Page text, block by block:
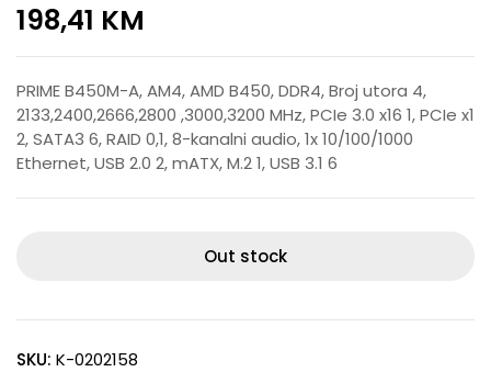
198,41 KM
PRIME B450M-A, AM4, AMD B450, DDR4, Broj utora 4,
2133,2400,2666,2800 ,3000,3200 MHz, PCIe 3.0 x16 1, PCIe x1
2, SATA3 6, RAID 0,1, 8-kanalni audio, 1x 10/100/1000
Ethernet, USB 2.0 2, mATX, M.2 1, USB 3.1 6
Out stock
SKU: K-0202158